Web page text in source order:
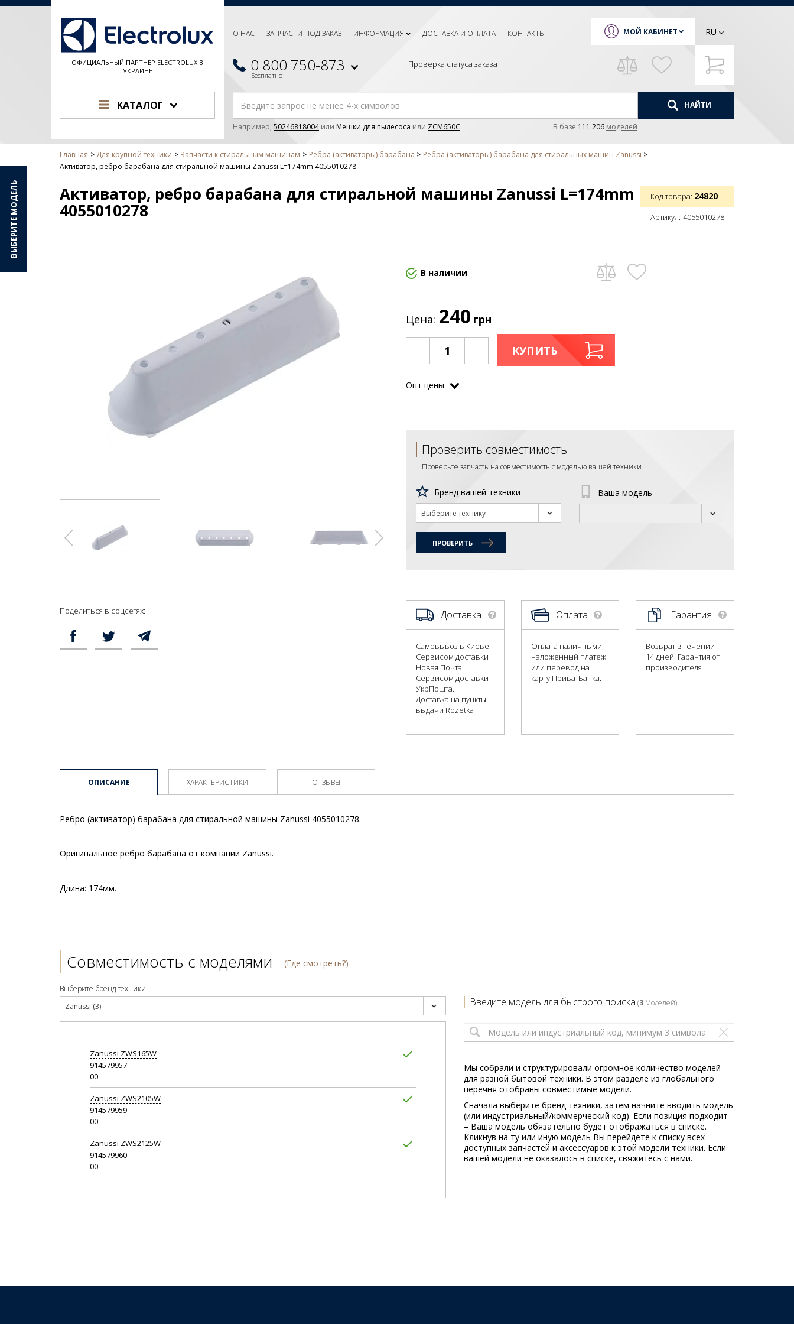
ОФИЦИАЛЬНЫЙ ПАРТНЕР ELECTROLUX В
УКРАИНЕ
О НАС ЗАПЧАСТИ ПОД ЗАКАЗ ИНФОРМАЦИЯ ДОСТАВКА И ОПЛАТА КОНТАКТЫ
0 800 750-873
Бесплатно
Проверка статуса заказа
МОЙ КАБИНЕТ RU
КАТАЛОГ НАЙТИ
Например, 50246818004или Мешки для пылесоса или ZCM650C В базе 111 206 моделей
Главная Для крупной техники Запчасти к стиральным машинам Ребра (активаторы) барабана
Ребра (активаторы) барабана для стиральных машин Zanussi
Активатор, ребро барабана для стиральной машины Zanussi L=174mm 4055010278
Активатор, ребро барабана для стиральной машины Zanussi L=174mm
4055010278
Код товара: 24820
Артикул: 4055010278
Поделиться в соцсетях:
В наличии
Цена: 240 грн
КУПИТЬ
Опт цены
Проверить совместимость
Проверьте запчасть на совместимость с моделью вашей техники
Бренд вашей техники
Выберите технику
Ваша модель
ПРОВЕРИТЬ
Доставка
Самовывоз в Киеве.
Сервисом доставки
Новая Почта.
Сервисом доставки
УкрПошта.
Доставка на пункты
выдачи Rozetka
Оплата
Оплата наличными,
наложенный платеж
или перевод на
карту ПриватБанка.
Гарантия
Возврат в течении
14 дней. Гарантия от
производителя
ОПИСАНИЕ
Ребро (активатор) барабана для стиральной машины Zanussi 4055010278.
Оригинальное ребро барабана от компании Zanussi.
Длина: 174мм.
ХАРАКТЕРИСТИКИ ОТЗЫВЫ
Совместимость с моделями (Где смотреть?)
Выберите бренд техники
Zanussi (3)
Zanussi ZWS165W
914579957
00
Zanussi ZWS2105W
914579959
00
Zanussi ZWS2125W
914579960
00
Введите модель для быстрого поиска (3Моделей)
Мы собрали и структурировали огромное количество моделей
для разной бытовой техники. В этом разделе из глобального
перечня отобраны совместимые модели.
Сначала выберите бренд техники, затем начните вводить модель
(или индустриальный/коммерческий код). Если позиция подходит
– Ваша модель обязательно будет отображаться в списке.
Кликнув на ту или иную модель Вы перейдете к списку всех
доступных запчастей и аксессуаров к этой модели техники. Если
вашей модели не оказалось в списке, свяжитесь с нами.
ВЫБЕРИТЕ МОДЕЛЬ